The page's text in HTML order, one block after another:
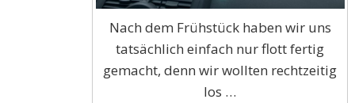
Nach dem Frühstück haben wir uns
tatsächlich einfach nur flott fertig
gemacht, denn wir wollten rechtzeitig
los …